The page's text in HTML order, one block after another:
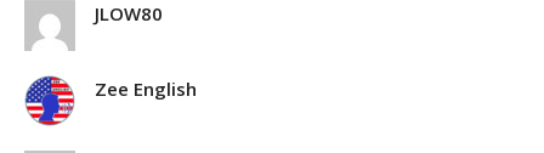
JLOW80
Zee English